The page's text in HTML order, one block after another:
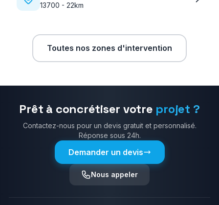
13700 - 22km
Toutes nos zones d'intervention
Prêt à concrétiser votre projet ?
Contactez-nous pour un devis gratuit et personnalisé.
Réponse sous 24h.
Demander un devis
Nous appeler